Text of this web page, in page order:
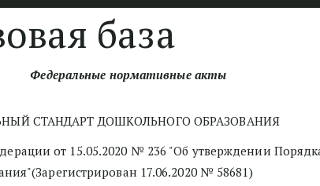
база
Федеральные нормативные акты
СТАНДАРТ ДОШКОЛЬНОГО ОБРАЗОВАНИЯ
от 15.05.2020 № 236 "Об утверждении
17.06.2020 № 58681)